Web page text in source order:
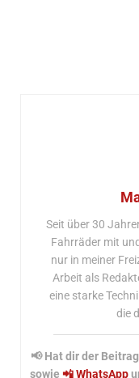
Seit über 30
Fahrräder mit
nur in meiner
Arbeit als
eine starke
die
📢 Hat dir der
sowie 📲 WhatsApp